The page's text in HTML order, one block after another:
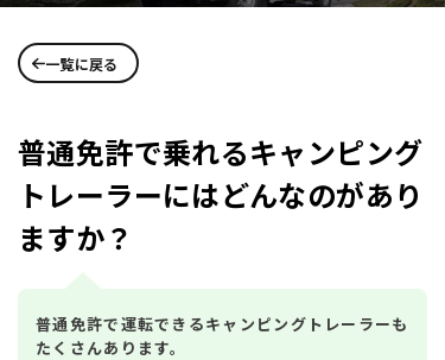
プ
一覧に戻る
普通免許で乗れるキャンピング
トレーラーにはどんなのがあり
ますか？
普通免許で運転できるキャンピングトレーラーも
たくさんあります。